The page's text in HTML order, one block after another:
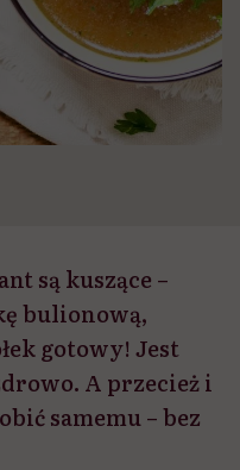
są kuszące –
bulionową,
gotowy! Jest
A przecież i
samemu – bez